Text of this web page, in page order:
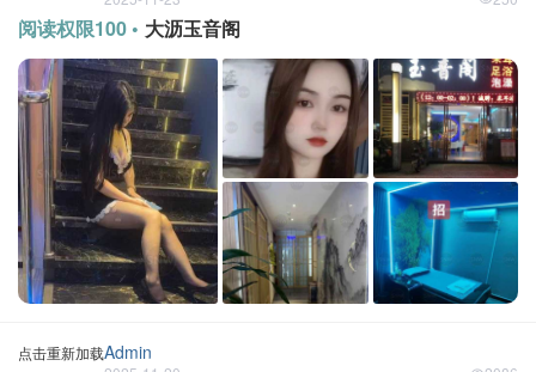
阅读权限100 • 大沥玉音阁
点击重新加载Admin